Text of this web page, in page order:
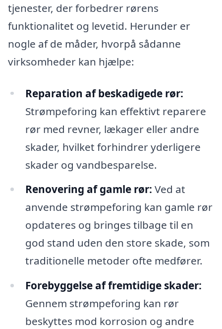
tjenester, der forbedrer rørens
funktionalitet og levetid. Herunder er
nogle af de måder, hvorpå sådanne
virksomheder kan hjælpe:
Reparation af beskadigede rør:
Strømpeforing kan effektivt reparere
rør med revner, lækager eller andre
skader, hvilket forhindrer yderligere
skader og vandbesparelse.
Renovering af gamle rør: Ved at
anvende strømpeforing kan gamle rør
opdateres og bringes tilbage til en
god stand uden den store skade, som
traditionelle metoder ofte medfører.
Forebyggelse af fremtidige skader:
Gennem strømpeforing kan rør
beskyttes mod korrosion og andre